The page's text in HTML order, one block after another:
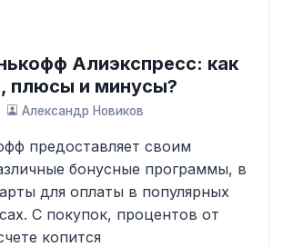
Алиэкспресс: как
плюсы и минусы?
Александр Новиков
предоставляет своим
бонусные программы, в
для оплаты в популярных
С покупок, процентов от
копится